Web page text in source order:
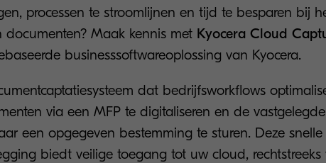
processen te stroomlijnen en tijd te besparen bij
documenten? Maak kennis met Kyocera Cloud
businesssoftwareoplossing van Kyocera.
dat bedrijfsworkflows
via een MFP te digitaliseren en de
een opgegeven bestemming te sturen. Deze
biedt veilige toegang tot uw cloud, rechtstreeks